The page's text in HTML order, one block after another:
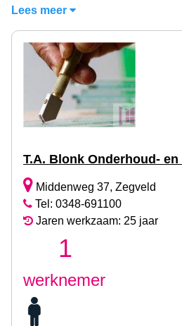
Lees meer
T.A. Blonk Onderhoud-
Middenweg 37, Zegveld
Tel: 0348-691100
Jaren werkzaam: 25 jaar
1
werknemer